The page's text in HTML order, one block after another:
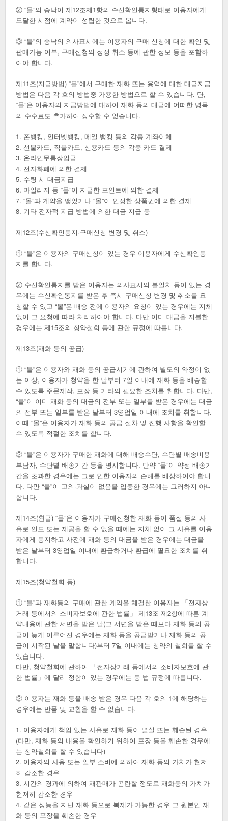
② “몰”의 승낙이 제12조제1항의 수신확인통지형태로 이용자에게
도달한 시점에 계약이 성립한 것으로 봅니다.
③ “몰”의 승낙의 의사표시에는 이용자의 구매 신청에 대한 확인 및
판매가능 여부, 구매신청의 정정 취소 등에 관한 정보 등을 포함하
여야 합니다.
제11조(지급방법) “몰”에서 구매한 재화 또는 용역에 대한 대금지급
방법은 다음 각 호의 방법중 가용한 방법으로 할 수 있습니다. 단,
“몰”은 이용자의 지급방법에 대하여 재화 등의 대금에 어떠한 명목
의 수수료도 추가하여 징수할 수 없습니다.
1. 폰뱅킹, 인터넷뱅킹, 메일 뱅킹 등의 각종 계좌이체
2. 선불카드, 직불카드, 신용카드 등의 각종 카드 결제
3. 온라인무통장입금
4. 전자화폐에 의한 결제
5. 수령 시 대금지급
6. 마일리지 등 “몰”이 지급한 포인트에 의한 결제
7. “몰”과 계약을 맺었거나 “몰”이 인정한 상품권에 의한 결제
8. 기타 전자적 지급 방법에 의한 대금 지급 등
제12조(수신확인통지·구매신청 변경 및 취소)
① “몰”은 이용자의 구매신청이 있는 경우 이용자에게 수신확인통
지를 합니다.
② 수신확인통지를 받은 이용자는 의사표시의 불일치 등이 있는 경
우에는 수신확인통지를 받은 후 즉시 구매신청 변경 및 취소를 요
청할 수 있고 “몰”은 배송 전에 이용자의 요청이 있는 경우에는 지체
없이 그 요청에 따라 처리하여야 합니다. 다만 이미 대금을 지불한
경우에는 제15조의 청약철회 등에 관한 규정에 따릅니다.
제13조(재화 등의 공급)
① “몰”은 이용자와 재화 등의 공급시기에 관하여 별도의 약정이 없
는 이상, 이용자가 청약을 한 날부터 7일 이내에 재화 등을 배송할
수 있도록 주문제작, 포장 등 기타의 필요한 조치를 취합니다. 다만,
“몰”이 이미 재화 등의 대금의 전부 또는 일부를 받은 경우에는 대금
의 전부 또는 일부를 받은 날부터 3영업일 이내에 조치를 취합니다.
이때 “몰”은 이용자가 재화 등의 공급 절차 및 진행 사항을 확인할
수 있도록 적절한 조치를 합니다.
② “몰”은 이용자가 구매한 재화에 대해 배송수단, 수단별 배송비용
부담자, 수단별 배송기간 등을 명시합니다. 만약 “몰”이 약정 배송기
간을 초과한 경우에는 그로 인한 이용자의 손해를 배상하여야 합니
다. 다만 “몰”이 고의·과실이 없음을 입증한 경우에는 그러하지 아니
합니다.
제14조(환급) “몰”은 이용자가 구매신청한 재화 등이 품절 등의 사
유로 인도 또는 제공을 할 수 없을 때에는 지체 없이 그 사유를 이용
자에게 통지하고 사전에 재화 등의 대금을 받은 경우에는 대금을
받은 날부터 3영업일 이내에 환급하거나 환급에 필요한 조치를 취
합니다.
제15조(청약철회 등)
① “몰”과 재화등의 구매에 관한 계약을 체결한 이용자는 「전자상
거래 등에서의 소비자보호에 관한 법률」 제13조 제2항에 따른 계
약내용에 관한 서면을 받은 날(그 서면을 받은 때보다 재화 등의 공
급이 늦게 이루어진 경우에는 재화 등을 공급받거나 재화 등의 공
급이 시작된 날을 말합니다)부터 7일 이내에는 청약의 철회를 할 수
있습니다.
다만, 청약철회에 관하여 「전자상거래 등에서의 소비자보호에 관
한 법률」에 달리 정함이 있는 경우에는 동 법 규정에 따릅니다.
② 이용자는 재화 등을 배송 받은 경우 다음 각 호의 1에 해당하는
경우에는 반품 및 교환을 할 수 없습니다.
1. 이용자에게 책임 있는 사유로 재화 등이 멸실 또는 훼손된 경우
(다만, 재화 등의 내용을 확인하기 위하여 포장 등을 훼손한 경우에
는 청약철회를 할 수 있습니다)
2. 이용자의 사용 또는 일부 소비에 의하여 재화 등의 가치가 현저
히 감소한 경우
3. 시간의 경과에 의하여 재판매가 곤란할 정도로 재화등의 가치가
현저히 감소한 경우
4. 같은 성능을 지닌 재화 등으로 복제가 가능한 경우 그 원본인 재
화 등의 포장을 훼손한 경우